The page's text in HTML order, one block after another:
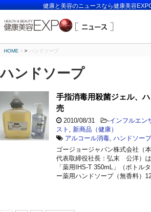
健康と美容のニュースなら健康美容
HOME > ハンドソープ
ハンドソープ
手指消毒用殺菌ジェル、
売
2010/08/31 -インフルエン
スト
新商品（健康）
アルコール消毒 ハンドソープ
ゴージョージャパン株式会社（
代表取締役社長：弘末 公洋）
「薬用IHS-T 350mL」（ボトル
ー薬用ハンドソープ（無香料）